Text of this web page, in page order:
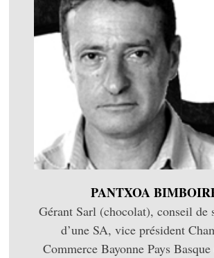
PANTXOA
Gérant Sarl (chocolat), conseil de
d’une SA, vice président
Commerce Bayonne Pays